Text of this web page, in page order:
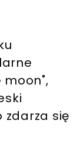
moon",
zdarza się